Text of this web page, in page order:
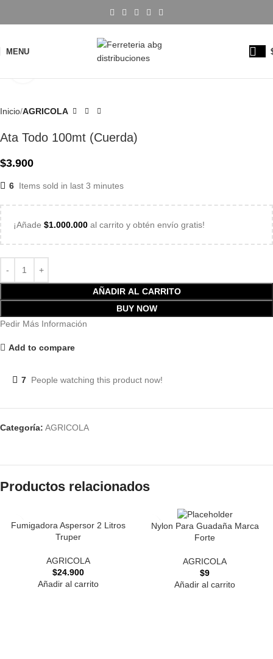
MENU
Inicio AGRICOLA
Ata Todo 100mt (Cuerda)
$3.900
6 Items sold in last 3 minutes
¡Añade $1.000.000 al carrito y obtén envío gratis!
AÑADIR AL CARRITO
BUY NOW
Pedir Más Información
Add to compare
7 People watching this product now!
Categoría: AGRICOLA
Productos relacionados
Fumigadora Aspersor 2 Litros
Truper
AGRICOLA
$24.900
Añadir al carrito
Nylon Para Guadaña Marca
Forte
AGRICOLA
$9
Añadir al carrito